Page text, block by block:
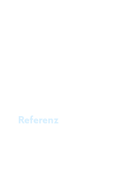
Referenz